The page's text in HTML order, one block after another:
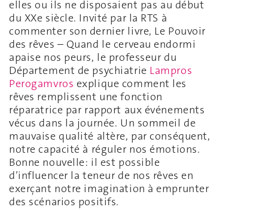
elles ou ils ne disposaient pas au début
du XXe siècle. Invité par la RTS à
commenter son dernier livre, Le Pouvoir
des rêves – Quand le cerveau endormi
apaise nos peurs, le professeur du
Département de psychiatrie Lampros
Perogamvros explique comment les
rêves remplissent une fonction
réparatrice par rapport aux événements
vécus dans la journée. Un sommeil de
mauvaise qualité altère, par conséquent,
notre capacité à réguler nos émotions.
Bonne nouvelle: il est possible
d’influencer la teneur de nos rêves en
exerçant notre imagination à emprunter
des scénarios positifs.